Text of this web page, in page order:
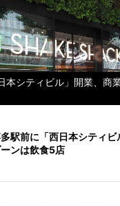
本シティビル」開業、商
駅前に「西日本シティビ
ンは飲食5店